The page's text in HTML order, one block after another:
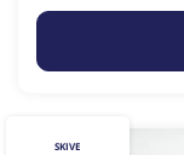
SKIVE